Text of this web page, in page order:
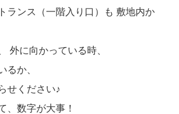
ランス（一階入り口）も 敷地内か
外に向かっている時、
いるか、
せください♪
、数字が大事！